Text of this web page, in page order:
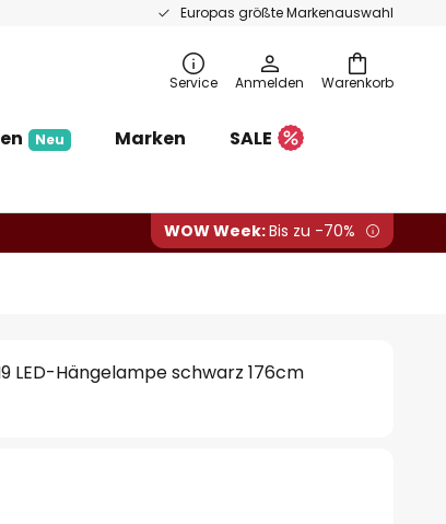
Europas größte Markenauswahl
Warenkorb
Service Anmelden
Neu Marken
SALE
WOW Week:Bis zu -70%
LED-Hängelampe schwarz 176cm